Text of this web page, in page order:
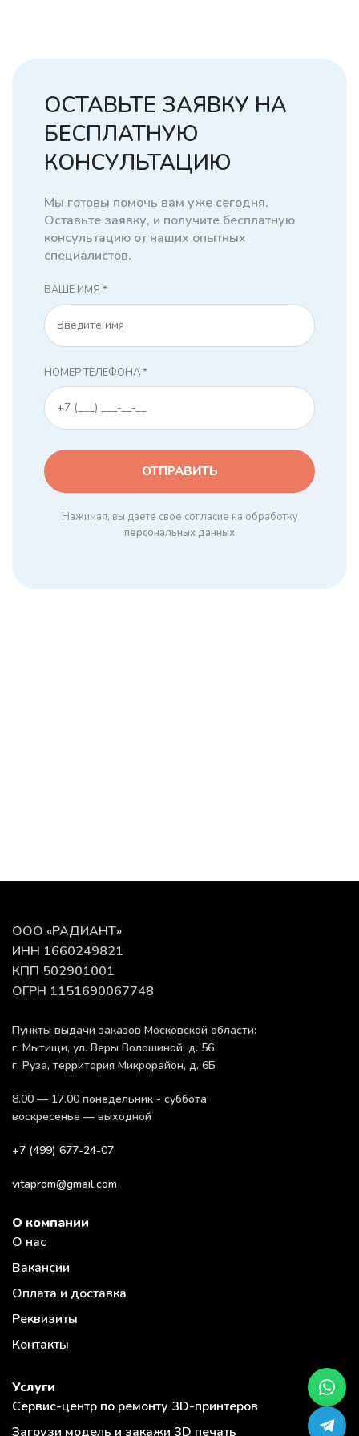
ОСТАВЬТЕ ЗАЯВКУ НА
БЕСПЛАТНУЮ
КОНСУЛЬТАЦИЮ
Мы готовы помочь вам уже сегодня.
Оставьте заявку, и получите бесплатную
консультацию от наших опытных
специалистов.
ВАШЕ ИМЯ *
НОМЕР ТЕЛЕФОНА *
Нажимая, вы даете свое согласие на обработку
персональных данных
ООО «РАДИАНТ»
ИНН 1660249821
КПП 502901001
ОГРН 1151690067748
Пункты выдачи заказов Московской области:
г. Мытищи, ул. Веры Волошиной, д. 56
г. Руза, территория Микрорайон, д. 6Б
8.00 — 17.00 понедельник - суббота
воскресенье — выходной
+7 (499) 677-24-07
vitaprom@gmail.com
О компании
О нас
Вакансии
Оплата и доставка
Реквизиты
Контакты
Услуги
Сервис-центр по ремонту 3D-принтеров
Загрузи модель и закажи 3D печать